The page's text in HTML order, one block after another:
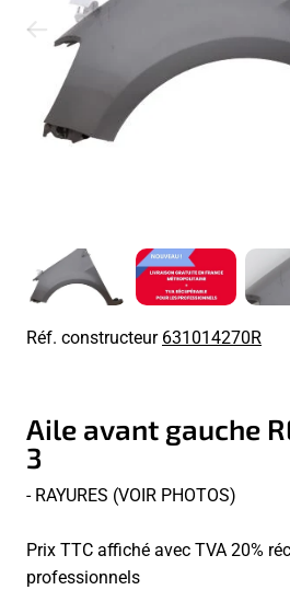
Réf. constructeur631014270R
Aile avant gauche
3
- RAYURES (VOIR PHOTOS)
Prix TTC affiché avec TVA 20%
professionnels